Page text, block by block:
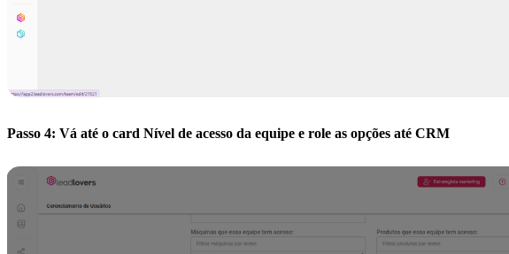
Passo 4: Vá até o card Nível de acesso da equipe e role as opções até CRM